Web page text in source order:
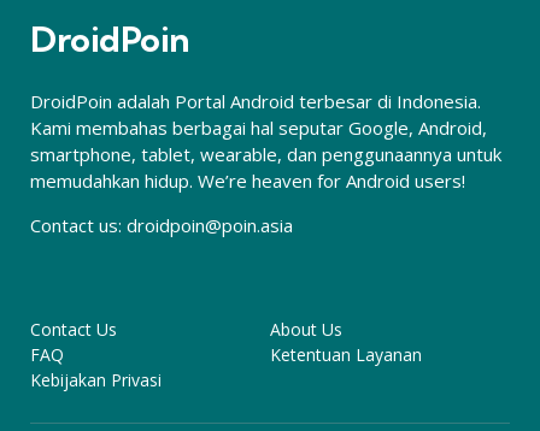
DroidPoin
DroidPoin adalah Portal Android terbesar di Indonesia.
Kami membahas berbagai hal seputar Google, Android,
smartphone, tablet, wearable, dan penggunaannya untuk
memudahkan hidup. We’re heaven for Android users!
Contact us: droidpoin@poin.asia
Contact Us
About Us
FAQ
Ketentuan Layanan
Kebijakan Privasi